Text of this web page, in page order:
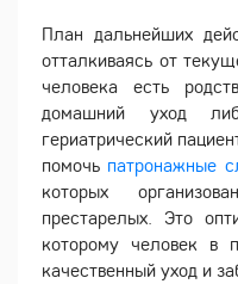
План дальнейших
отталкиваясь от
человека есть
домашний уход
гериатрический
помочь патронажные
которых
престарелых. Это
которому человек в
качественный уход и